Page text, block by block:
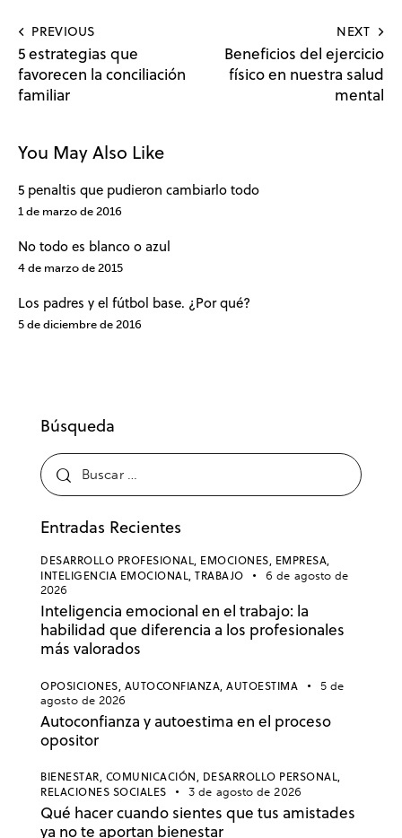
PREVIOUS
5 estrategias que
favorecen la conciliación
familiar
NEXT
Beneficios del ejercicio
físico en nuestra salud
mental
You May Also Like
5 penaltis que pudieron cambiarlo todo
1 de marzo de 2016
No todo es blanco o azul
4 de marzo de 2015
Los padres y el fútbol base. ¿Por qué?
5 de diciembre de 2016
Búsqueda
Entradas Recientes
DESARROLLO PROFESIONAL, EMOCIONES, EMPRESA,
INTELIGENCIA EMOCIONAL, TRABAJO
6 de agosto de
2026
Inteligencia emocional en el trabajo: la
habilidad que diferencia a los profesionales
más valorados
OPOSICIONES, AUTOCONFIANZA, AUTOESTIMA
5 de
agosto de 2026
Autoconfianza y autoestima en el proceso
opositor
BIENESTAR, COMUNICACIÓN, DESARROLLO PERSONAL,
RELACIONES SOCIALES
3 de agosto de 2026
Qué hacer cuando sientes que tus amistades
ya no te aportan bienestar